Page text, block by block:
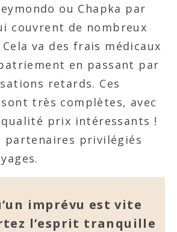
ou Chapka par
couvrent de nombreux
va des frais médicaux
en passant par
retards. Ces
très complètes, avec
prix intéressants !
partenaires privilégiés
imprévu est vite
l’esprit tranquille